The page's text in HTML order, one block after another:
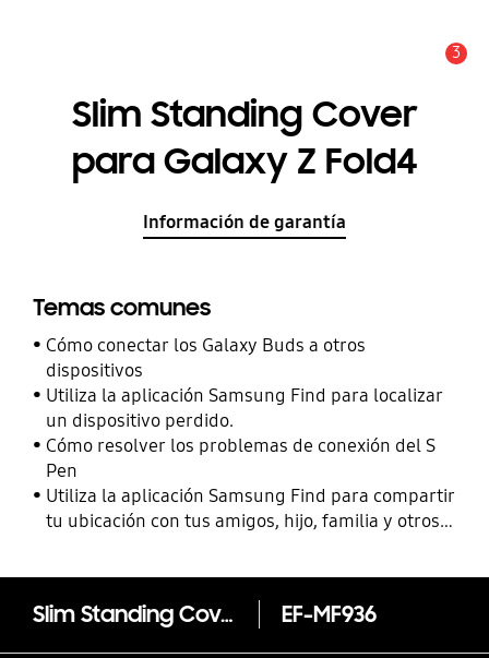
3
Slim Standing Cover
para Galaxy Z Fold4
Información de garantía
Temas comunes
Cómo conectar los Galaxy Buds a otros
dispositivos
Utiliza la aplicación Samsung Find para localizar
un dispositivo perdido.
Cómo resolver los problemas de conexión del S
Pen
Utiliza la aplicación Samsung Find para compartir
tu ubicación con tus amigos, hijo, familia y otros
Slim Standing Cover para Galaxy Z Fold4 EF-MF936